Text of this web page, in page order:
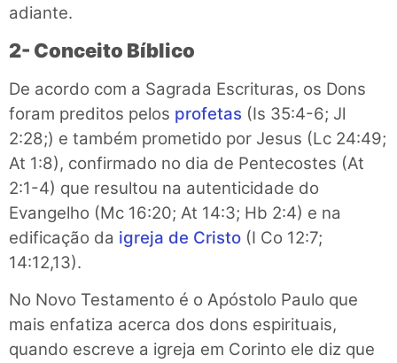
adiante.
2- Conceito Bíblico
De acordo com a Sagrada Escrituras, os Dons
foram preditos pelos profetas (Is 35:4-6; Jl
2:28;) e também prometido por Jesus (Lc 24:49;
At 1:8), confirmado no dia de Pentecostes (At
2:1-4) que resultou na autenticidade do
Evangelho (Mc 16:20; At 14:3; Hb 2:4) e na
edificação da igreja de Cristo (I Co 12:7;
14:12,13).
No Novo Testamento é o Apóstolo Paulo que
mais enfatiza acerca dos dons espirituais,
quando escreve a igreja em Corinto ele diz que